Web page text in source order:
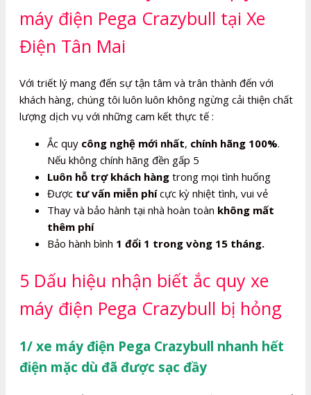
máy điện Pega Crazybull tại Xe
Điện Tân Mai
Với triết lý mang đến sự tận tâm và trân thành đến với
khách hàng, chúng tôi luôn luôn không ngừng cải thiện chất
lượng dịch vụ với những cam kết thực tế :
Ắc quy công nghệ mới nhất, chính hãng 100%.
Nếu không chính hãng đền gấp 5
Luôn hỗ trợ khách hàng trong mọi tình huống
Được tư vấn miễn phícực kỳ nhiệt tình, vui vẻ
Thay và bảo hành tại nhà hoàn toàn không mất
thêm phí
Bảo hành bình 1 đổi 1 trong vòng 15 tháng.
5 Dấu hiệu nhận biết ắc quy xe
máy điện Pega Crazybull bị hỏng
1/ xe máy điện Pega Crazybull nhanh hết
điện mặc dù đã được sạc đầy